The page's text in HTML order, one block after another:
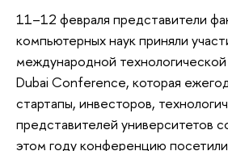
11–12 февраля представители
компьютерных наук приняли
международной
Dubai Conference, которая
стартапы, инвесторов,
представителей университетов
этом году конференцию